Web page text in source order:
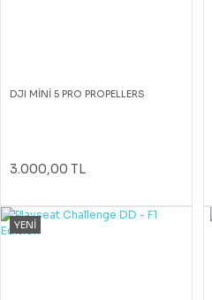
DJI MİNİ 5 PRO PROPELLERS
3.000,00 TL
YENİ